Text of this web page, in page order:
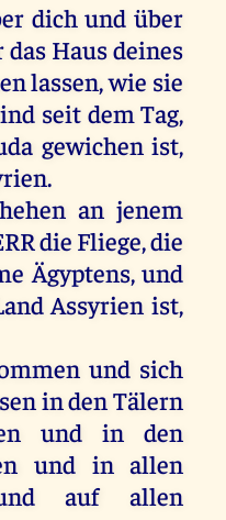
dich und über
das Hausdeines
lassen,wie sie
seit dem Tag,
gewichen ist,
.
an jenem
die Fliege,die
Ägyptens,und
Assyrien ist,
und sich
indenTälern
und in
den
und in allen
auf
allen